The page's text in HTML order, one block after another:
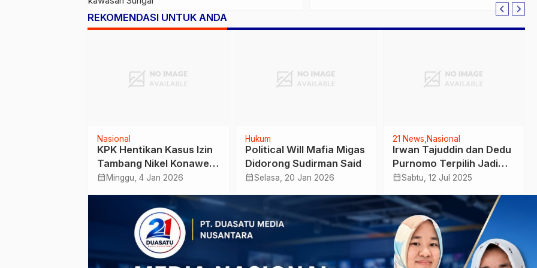
Tekanan Politik untuk
REKOMENDASI UNTUK ANDA
Nasional
KPK Hentikan Kasus Izin
Tambang Nikel Konawe
Utara, Publik Soroti
calendar_month Minggu, 4 Jan 2026
Hukum
Political Will Mafia Migas
Didorong Sudirman Said
calendar_monthSelasa, 20 Jan 2026
21 News Nasional
Irwan Tajuddin dan Dedu
Purnomo Terpilih Jadi
Punggawa Baru KKTS
calendar_monthSabtu, 12 Jul 2025